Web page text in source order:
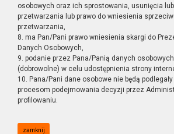
osobowych oraz ich sprostowania, usunięcia
przetwarzania lub prawo do wniesienia
przetwarzania,
8. ma Pan/Pani prawo wniesienia skargi do
Danych Osobowych,
9. podanie przez Pana/Panią danych
(dobrowolne) w celu udostępnienia strony
10. Pana/Pani dane osobowe nie będą
procesom podejmowania decyzji przez
profilowaniu.
zamknij